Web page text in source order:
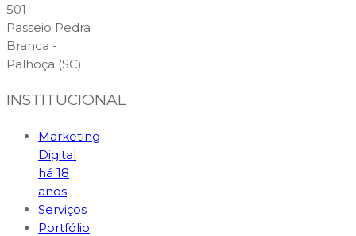
501
Passeio Pedra
Branca -
Palhoça (SC)
INSTITUCIONAL
Marketing
Digital
há 18
anos
Serviços
Portfólio